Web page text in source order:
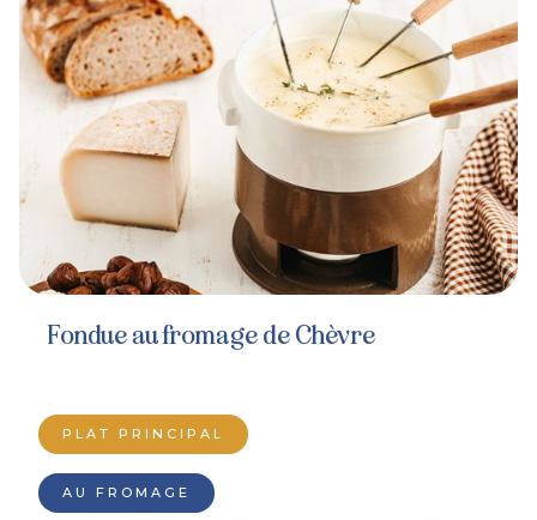
Fondue au fromage de Chèvre
PLAT PRINCIPAL
AU FROMAGE